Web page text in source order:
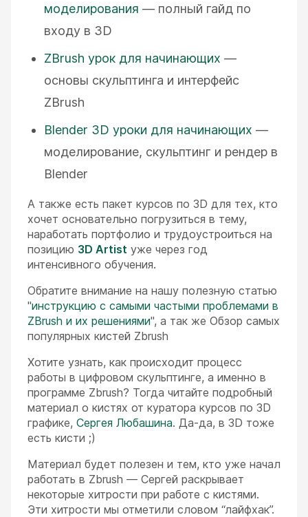
моделирования — полный гайд по
входу в 3D
ZBrush урок для начинающих —
основы скульптинга и интерфейс
ZBrush
Blender 3D уроки для начинающих —
моделирование, скульптинг и рендер в
Blender
А также есть пакет курсов по 3D для тех, кто
хочет основательно погрузиться в тему,
наработать портфолио и трудоустроиться на
позицию 3D Artist уже через год
интенсивного обучения.
Обратите внимание на нашу полезную статью
"инструкцию с самыми частыми проблемами в
ZBrush и их решениями", а так же Обзор самых
популярных кистей Zbrush
Хотите узнать, как происходит процесс
работы в цифровом скульптинге, а именно в
программе Zbrush? Тогда читайте подробный
материал о кистях от куратора курсов по 3D
графике, Сергея Любашина. Да-да, в 3D тоже
есть кисти ;)
Материал будет полезен и тем, кто уже начал
работать в Zbrush — Сергей раскрывает
некоторые хитрости при работе с кистями.
Эти хитрости мы отметили словом “лайфхак”.